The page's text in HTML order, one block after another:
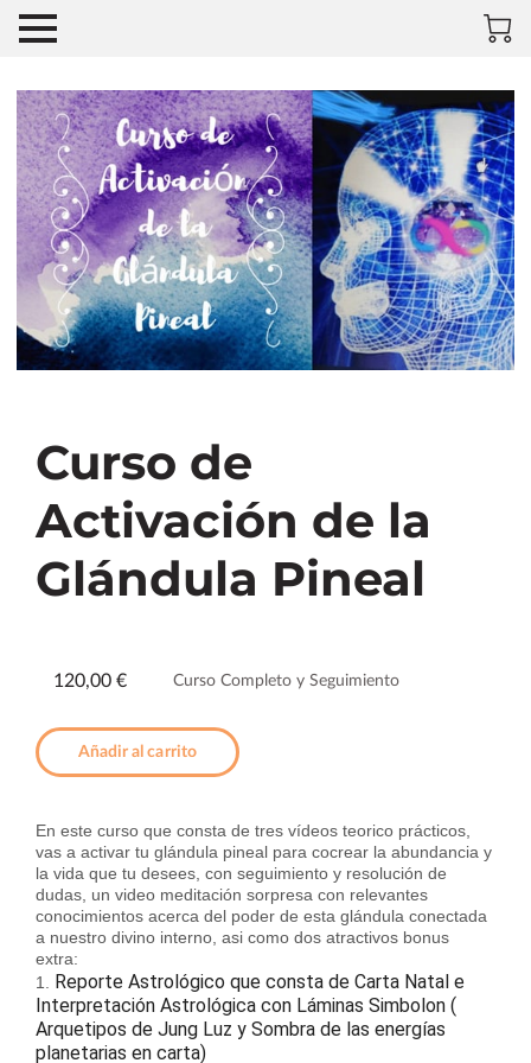
Curso de
Activación de la
Glándula Pineal
120,00 € Curso Completo y Seguimiento
Añadir al carrito
En este curso que consta de tres vídeos teorico prácticos,
vas a activar tu glándula pineal para cocrear la abundancia y
la vida que tu desees, con seguimiento y resolución de
dudas, un video meditación sorpresa con relevantes
conocimientos acerca del poder de esta glándula conectada
a nuestro divino interno, asi como dos atractivos bonus
extra:
1. Reporte Astrológico que consta de Carta Natal e
Interpretación Astrológica con Láminas Simbolon (
Arquetipos de Jung Luz y Sombra de las energías
planetarias en carta)